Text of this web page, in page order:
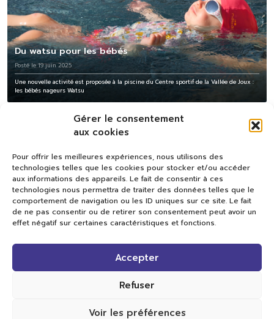
Gérer le consentement
aux cookies
Pour offrir les meilleures expériences, nous utilisons des
technologies telles que les cookies pour stocker et/ou accéder
aux informations des appareils. Le fait de consentir à ces
technologies nous permettra de traiter des données telles que le
comportement de navigation ou les ID uniques sur ce site. Le fait
de ne pas consentir ou de retirer son consentement peut avoir un
effet négatif sur certaines caractéristiques et fonctions.
Accepter
Refuser
Voir les préférences
Du watsu pour les bébés
Posté le 19 juin 2025
Une nouvelle activité est proposée à la piscine du Centre sportif de la Vallée de Joux :
les bébés nageurs Watsu
Val TV
Centre de Compétences Médias
Rue du Pont-Neuf 24